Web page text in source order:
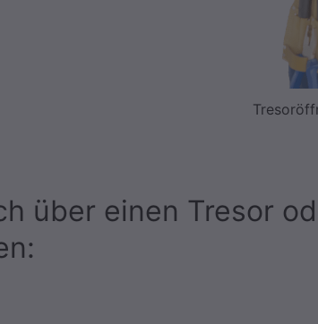
über einen Tresor